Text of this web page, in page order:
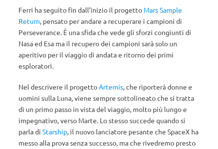
Ferri ha seguito fin dall’inizio il progetto Mars Sample
Return, pensato per andare a recuperare i campioni di
Perseverance. È una sfida che vede gli sforzi congiunti di
Nasa ed Esa ma il recupero dei campioni sarà solo un
aperitivo per il viaggio di andata e ritorno dei primi
esploratori.
Nel descrivere il progettoArtemis, che riporterà donne e
uomini sulla Luna, viene sempre sottolineato che si tratta
di un primo passo in vista del viaggio, molto più lungo e
impegnativo, verso Marte. Lo stesso succede quando si
parla di Starship, il nuovo lanciatore pesante che SpaceX ha
messo alla prova senza successo, ma che rivedremo presto